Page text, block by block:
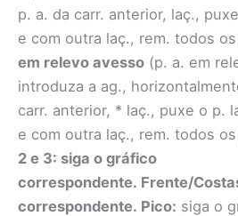
p. a. da carr. anterior, laç.,
e com outra laç., rem. todos
em relevo avesso (p. a. em
introduza a ag.,
carr. anterior, * laç., puxe o p.
e com outra laç., rem. todos
2 e 3: siga o gráfico
correspondente. Frente/
correspondente. Pico: siga o